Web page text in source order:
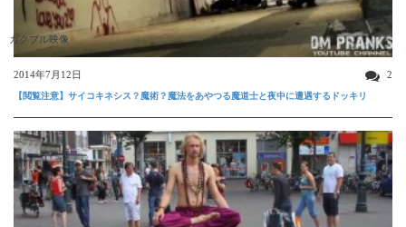
ガクブル映像
2014年7月12日 2
【閲覧注意】サイコキネシス？魔術？魔法をあやつる魔道士と夜中に遭遇するドッキリ